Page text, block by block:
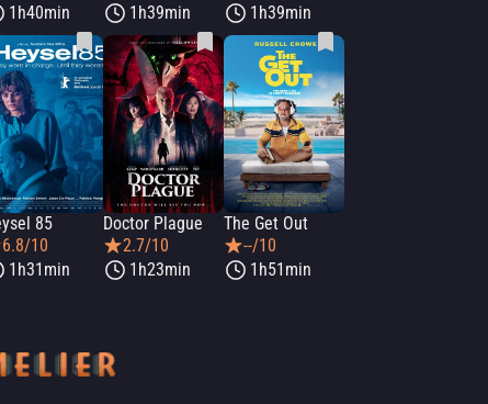
1h40min
1h39min
1h39min
85
6.8/10
1h31min
Doctor Plague
2.7/10
1h23min
The Get Out
--/10
1h51min